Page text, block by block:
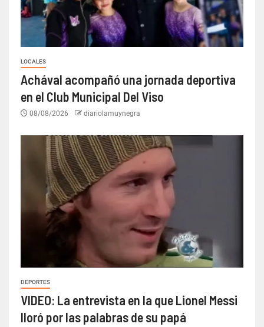
LOCALES
Achával acompañó una jornada deportiva
en el Club Municipal Del Viso
08/08/2026 diariolamuynegra
DEPORTES
VIDEO: La entrevista en la que Lionel Messi
lloró por las palabras de su papá